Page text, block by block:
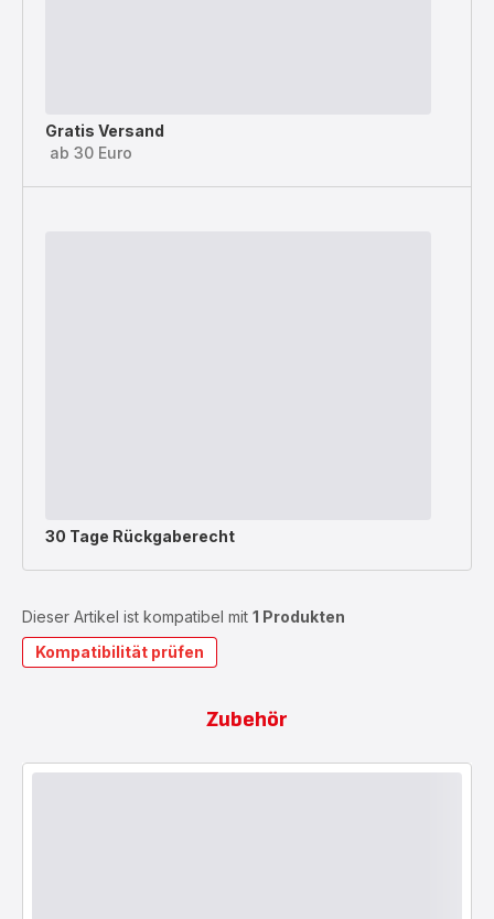
Gratis Versand
ab 30 Euro
30 Tage Rückgaberecht
Dieser Artikel ist kompatibel mit 1 Produkten
Kompatibilität prüfen
Zubehör